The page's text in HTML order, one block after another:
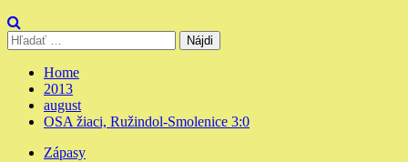
Hľadať:
Home
2013
august
OSA žiaci, Ružindol-Smolenice 3:0
Zápasy